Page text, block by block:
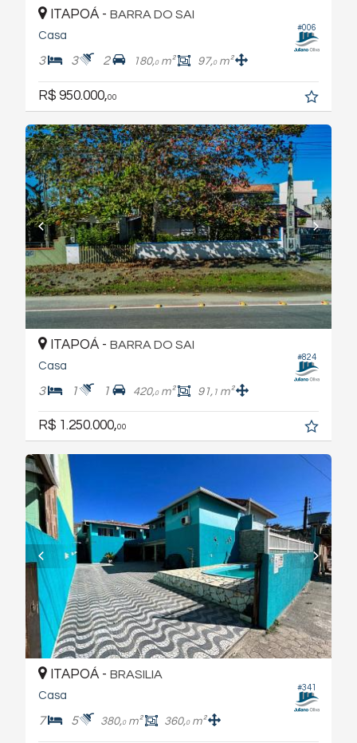
#006
ITAPOÁ - BARRA DO SAI
Casa
3 3 2 180,0m² 97,0m²
R$ 950.000,00
#824
ITAPOÁ - BARRA DO SAI
Casa
3 1 1 420,0m² 91, 1 m²
R$ 1.250.000,00
#341
ITAPOÁ - BRASILIA
Casa
7 5 380,0m² 360,0m²